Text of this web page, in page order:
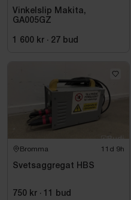
Vinkelslip Makita,
GA005GZ
1 600 kr · 27 bud
Bromma 11d 9h
Svetsaggregat HBS
750 kr · 11 bud